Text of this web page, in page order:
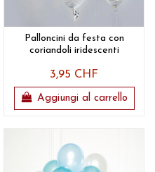
Palloncini da festa con
coriandoli iridescenti
3,95 CHF
Aggiungi al carrello